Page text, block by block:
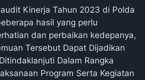
Kinerja Tahun 2023 di Polda
hasil yang perlu
dan perbaikan kedepanya,
Tersebut Dapat Dijadikan
Dalam Rangka
Program Serta Kegiatan